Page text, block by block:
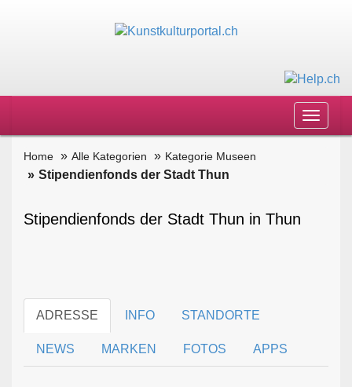
Toggle
Home Alle Kategorien Kategorie Museen
Stipendienfonds der Stadt Thun
Stipendienfonds der Stadt Thun in Thun
ADRESSE INFO STANDORTE
NEWS MARKEN FOTOS APPS